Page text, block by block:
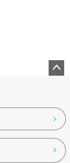
ップ
へ